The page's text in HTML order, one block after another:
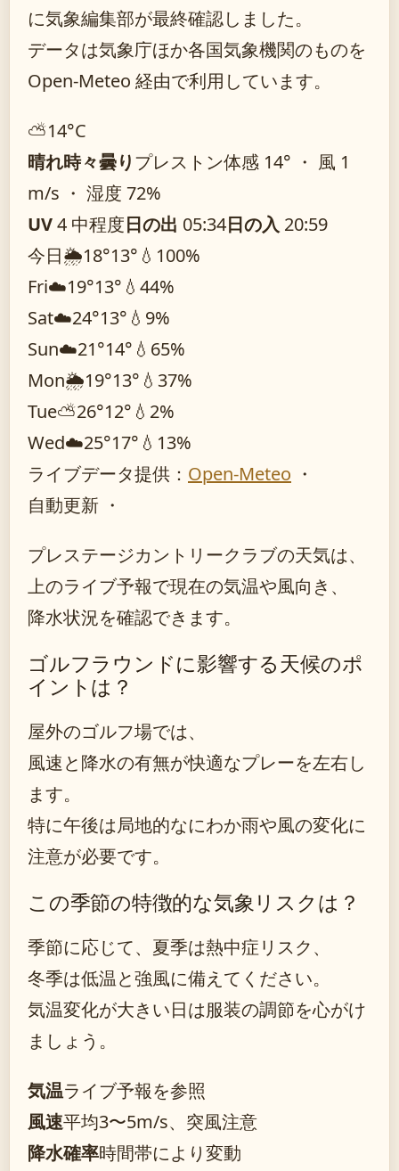
に気象編集部が最終確認しました。
データは気象庁ほか各国気象機関のものを
Open-Meteo 経由で利用しています。
⛅14°C
晴れ時々曇りプレストン体感 14° ・ 風 1
m/s ・ 湿度 72%
UV4 中程度日の出 05:34日の入 20:59
今日🌦️18°13° 💧100%
Fri☁️19°13° 💧44%
Sat☁️24°13° 💧9%
Sun☁️21°14° 💧65%
Mon🌦️19°13° 💧37%
Tue⛅26°12° 💧2%
Wed☁️25°17° 💧13%
ライブデータ提供： Open-Meteo ・
自動更新 ・
プレステージカントリークラブの天気は、
上のライブ予報で現在の気温や風向き、
降水状況を確認できます。
ゴルフラウンドに影響する天候のポ
イントは？
屋外のゴルフ場では、
風速と降水の有無が快適なプレーを左右し
ます。
特に午後は局地的なにわか雨や風の変化に
注意が必要です。
この季節の特徴的な気象リスクは？
季節に応じて、夏季は熱中症リスク、
冬季は低温と強風に備えてください。
気温変化が大きい日は服装の調節を心がけ
ましょう。
気温ライブ予報を参照
風速平均3〜5m/s、突風注意
降水確率時間帯により変動